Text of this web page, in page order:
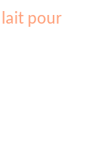
lait pour